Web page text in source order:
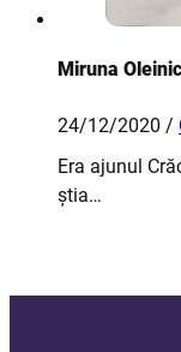
Miruna
24/12/2020 /
Era ajunul
știa…